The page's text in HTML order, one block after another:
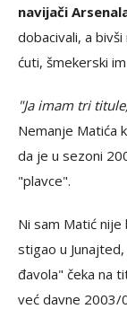
navijači
dobacivali, a
ćuti, šmekerski
"Ja imam tri
Nemanje Matića
da je u sezoni
"plavce".
Ni sam Matić
stigao u
đavola" čeka na
već davne 2003/